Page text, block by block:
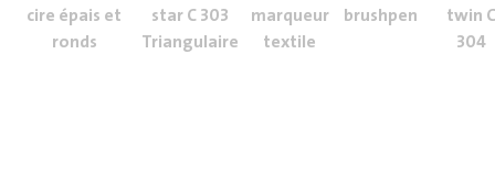
cire épais et
ronds
star C 303
Triangulaire
marqueur
textile
brushpen
twin C
304